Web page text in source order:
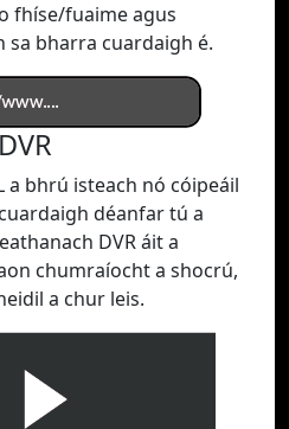
fhíse/fuaime agus
sa bharra cuardaigh é.
a bhrú isteach nó cóipeáil
déanfar tú a
DVR áit a
chumraíocht a shocrú,
a chur leis.